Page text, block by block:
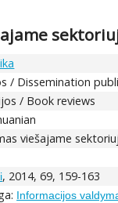
/ Dissemination
/ Book reviews
viešajame
, 2014, 69, 159-163
Informacijos